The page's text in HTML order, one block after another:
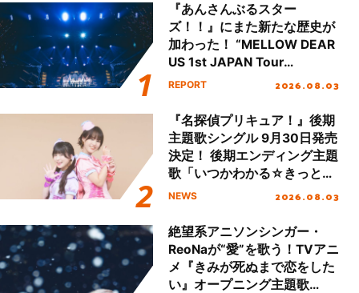
『あんさんぶるスター
ズ！！』にまた新たな歴史が
加わった！ “MELLOW DEAR
US 1st JAPAN Tour
Final「NICE to meet YOU
ート!!
REPORT 2026.08.03
『名探偵プリキュア！』後期
主題歌シングル 9月30日発売
決定！ 後期エンディング主題
歌「いつかわかる☆きっとあ
える」TVサイズ先行配信開
NEWS 2026.08.03
絶望系アニソンシンガー・
ReoNaが“愛”を歌う！TVアニ
メ『きみが死ぬまで恋をした
い』オープニング主題歌